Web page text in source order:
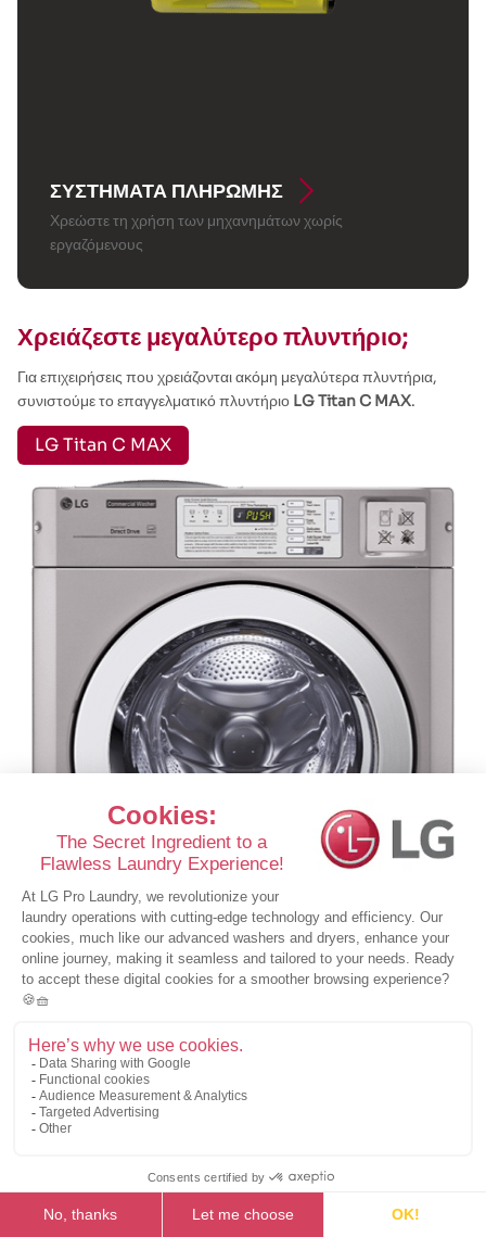
ΣΥΣΤΉΜΑΤΑ ΠΛΗΡΩΜΉΣ
Χρεώστε τη χρήση των μηχανημάτων χωρίς
εργαζόμενους
Χρειάζεστε μεγαλύτερο πλυντήριο;
Για επιχειρήσεις που χρειάζονται ακόμη μεγαλύτερα πλυντήρια,
συνιστούμε το επαγγελματικό πλυντήριο LG Titan C MAX.
LG Titan C MAX
Χρειάζεστε ένα συμβατό στεγνωτήριο;
. Μπορεί να στοιβαχτεί πάνω ή να τοποθετηθεί δίπλα στο
LG Giant C MAX.